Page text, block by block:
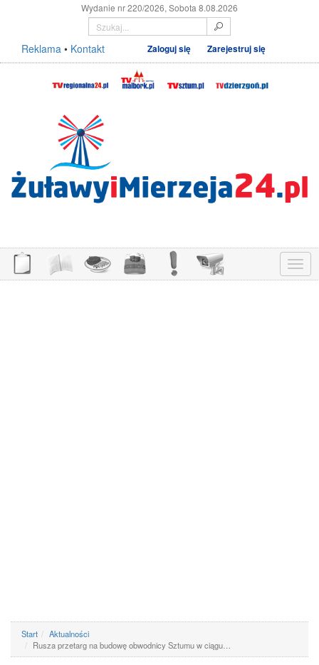
Wydanie nr 220/2026, Sobota 8.08.2026
Reklama • Kontakt Zaloguj się Zarejestruj się
Menu
Start
Aktualności
Rusza przetarg na budowę obwodnicy Sztumu w ciągu…